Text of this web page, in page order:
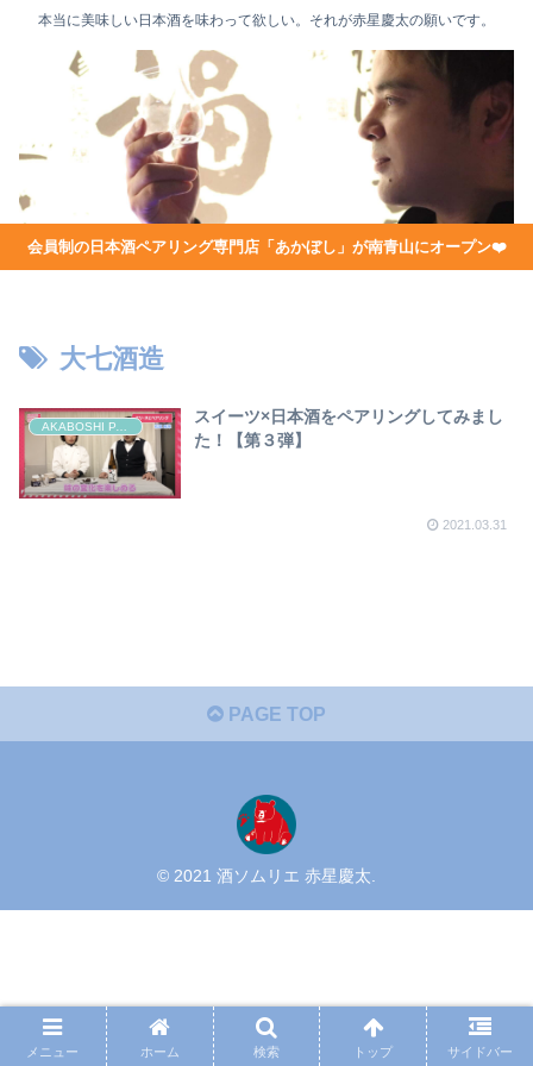
本当に美味しい日本酒を味わって欲しい。それが赤星慶太の願いです。
会員制の日本酒ペアリング専門店「あかぼし」が南青山にオープン❤️
大七酒造
スイーツ×日本酒をペアリングしてみまし
た！【第３弾】
2021.03.31
PAGE TOP
© 2021 酒ソムリエ 赤星慶太.
メニュー ホーム 検索 トップ サイドバー